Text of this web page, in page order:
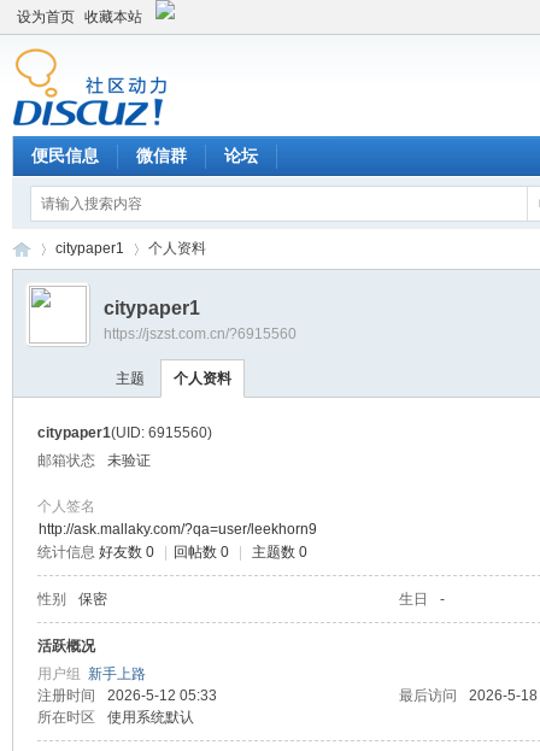
设为首页 收藏本站
便民信息 微信群 论坛
›
citypaper1 个人资料
citypaper1
https://jszst.com.cn/?6915560
主题 个人资料
citypaper1(UID: 6915560)
邮箱状态
未验证
个人签名
http://ask.mallaky.com/?qa=user/leekhorn9
统计信息 好友数 0 回帖数 0 主题数 0
性别 保密 生日 -
活跃概况
用户组 新手上路
注册时间
2026-5-12 05:33 最后访问
2026-5-
所在时区
使用系统默认